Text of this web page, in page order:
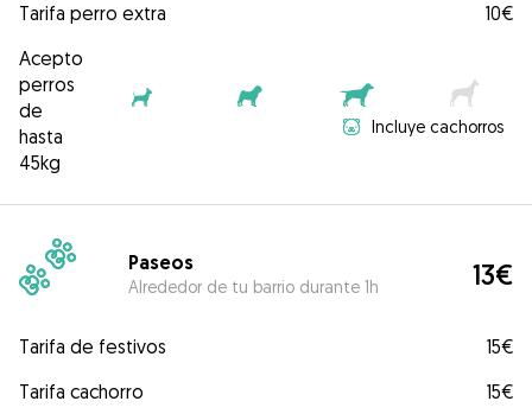
Tarifa perro extra
10€
Acepto
perros
de
hasta
45kg
Incluye cachorros
Paseos
Alrededor de tu barrio durante 1h 13€
Tarifa de festivos
15€
Tarifa cachorro
15€